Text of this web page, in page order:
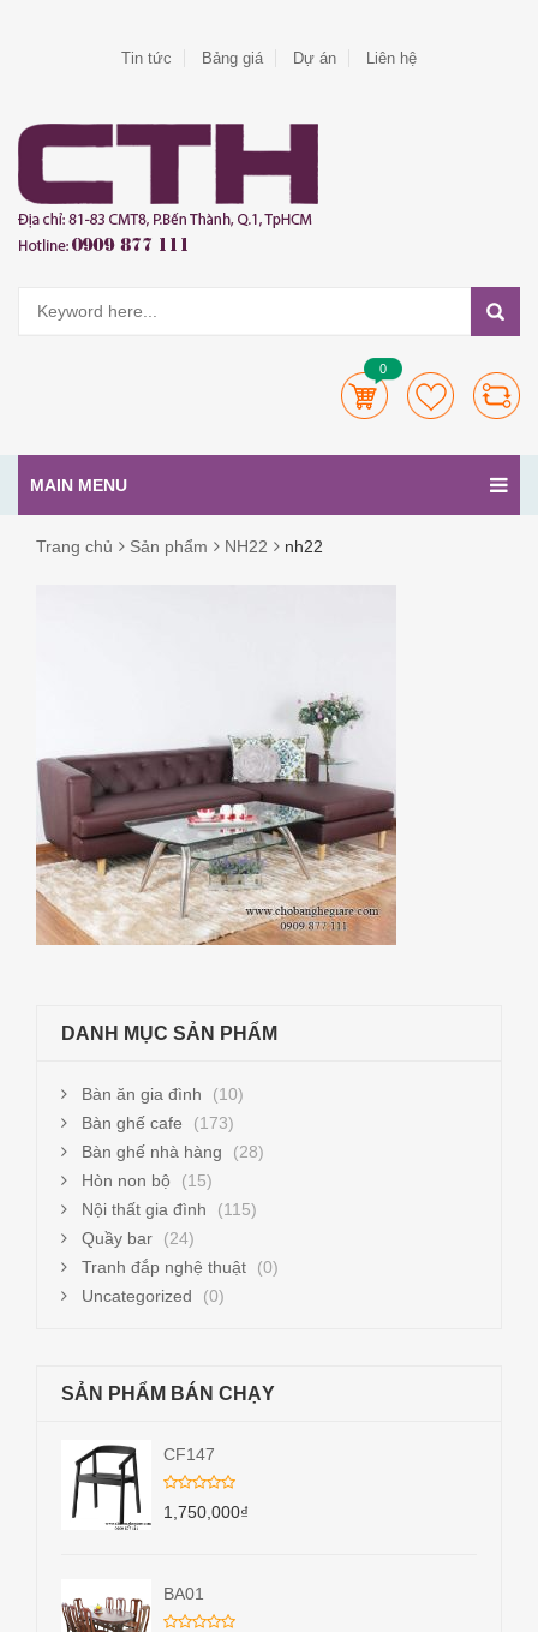
Tin tức Bảng giá Dự án Liên hệ
0
MAIN MENU
Trang chủ Sản phẩm NH22 nh22
DANH MỤC SẢN PHẨM
Bàn ăn gia đình
(10)
Bàn ghế cafe
(173)
Bàn ghế nhà hàng
(28)
Hòn non bộ
(15)
Nội thất gia đình
(115)
Quầy bar
(24)
Tranh đắp nghệ thuật
(0)
Uncategorized
(0)
SẢN PHẨM BÁN CHẠY
CF147
1,750,000₫
BA01